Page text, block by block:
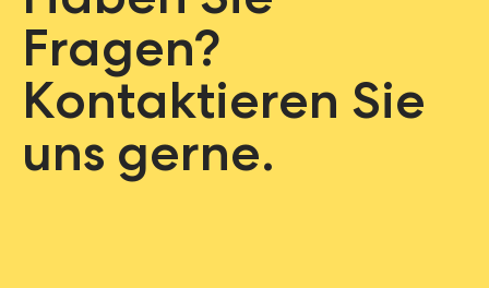
Fragen?
Kontaktieren Sie
uns gerne.